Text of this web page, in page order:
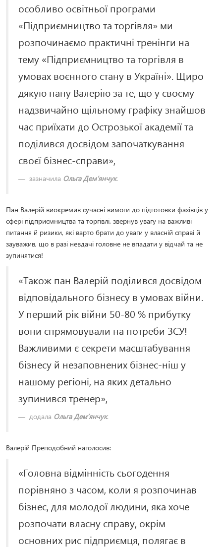
особливо освітньої програми
«Підприємництво та торгівля» ми
розпочинаємо практичні тренінги на
тему «Підприємництво та торгівля в
умовах воєнного стану в Україні». Щиро
дякую пану Валерію за те, що у своєму
надзвичайно щільному графіку знайшов
час приїхати до Острозької академії та
поділився досвідом започаткування
своєї бізнес-справи»,
зазначила Ольга Дем’янчук.
Пан Валерій виокремив сучасні вимоги до підготовки фахівців у
сфері підприємництва та торгівлі, звернув увагу на важливі
питання й ризики, які варто брати до уваги у власній справі й
зауважив, що в разі невдачі головне не впадати у відчай та не
зупинятися!
«Також пан Валерій поділився досвідом
відповідального бізнесу в умовах війни.
У перший рік війни 50-80 % прибутку
вони спрямовували на потреби ЗСУ!
Важливими є секрети масштабування
бізнесу й незаповнених бізнес-ніш у
нашому регіоні, на яких детально
зупинився тренер»,
додала Ольга Дем’янчук.
Валерій Преподобний наголосив:
«Головна відмінність сьогодення
порівняно з часом, коли я розпочинав
бізнес, для молодої людини, яка хоче
розпочати власну справу, окрім
основних рис підприємця, полягає в